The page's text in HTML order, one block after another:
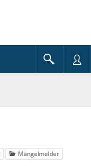
Mängelmelder